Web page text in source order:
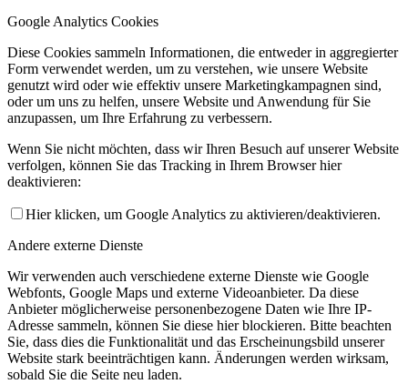
Google Analytics Cookies
Diese Cookies sammeln Informationen, die entweder in aggregierter
Form verwendet werden, um zu verstehen, wie unsere Website
genutzt wird oder wie effektiv unsere Marketingkampagnen sind,
oder um uns zu helfen, unsere Website und Anwendung für Sie
anzupassen, um Ihre Erfahrung zu verbessern.
Wenn Sie nicht möchten, dass wir Ihren Besuch auf unserer Website
verfolgen, können Sie das Tracking in Ihrem Browser hier
deaktivieren:
Hier klicken, um Google Analytics zu aktivieren/deaktivieren.
Andere externe Dienste
Wir verwenden auch verschiedene externe Dienste wie Google
Webfonts, Google Maps und externe Videoanbieter. Da diese
Anbieter möglicherweise personenbezogene Daten wie Ihre IP-
Adresse sammeln, können Sie diese hier blockieren. Bitte beachten
Sie, dass dies die Funktionalität und das Erscheinungsbild unserer
Website stark beeinträchtigen kann. Änderungen werden wirksam,
sobald Sie die Seite neu laden.